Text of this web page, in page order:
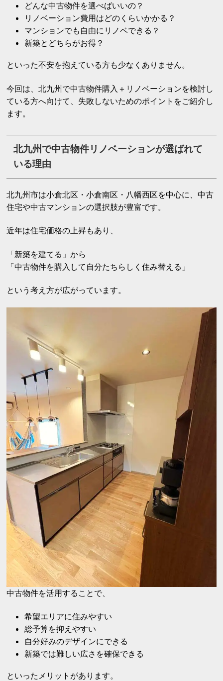
どんな中古物件を選べばいいの？
リノベーション費用はどのくらいかかる？
マンションでも自由にリノベできる？
新築とどちらがお得？
といった不安を抱えている方も少なくありません。
今回は、北九州で中古物件購入＋リノベーションを検討し
ている方へ向けて、失敗しないためのポイントをご紹介し
ます。
北九州で中古物件リノベーションが選ばれて
いる理由
北九州市は小倉北区・小倉南区・八幡西区を中心に、中古
住宅や中古マンションの選択肢が豊富です。
近年は住宅価格の上昇もあり、
「新築を建てる」から
「中古物件を購入して自分たちらしく住み替える」
という考え方が広がっています。
中古物件を活用することで、
希望エリアに住みやすい
総予算を抑えやすい
自分好みのデザインにできる
新築では難しい広さを確保できる
といったメリットがあります。